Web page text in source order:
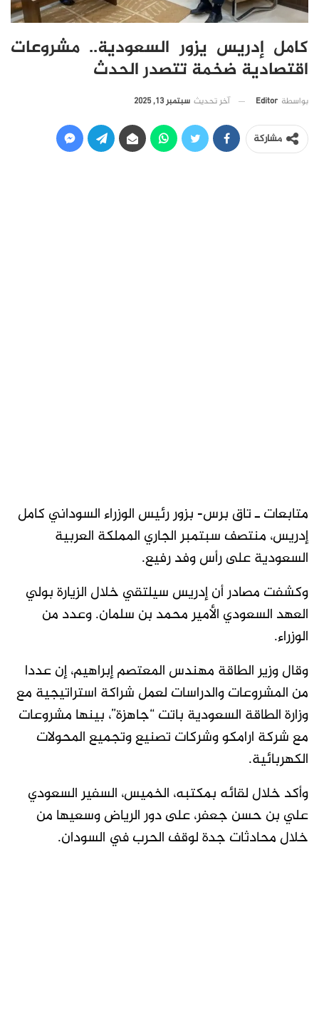
كامل إدريس يزور السعودية.. مشروعات
اقتصادية ضخمة تتصدر الحدث
بواسطة Editor آخر تحديث سبتمبر 13, 2025
مشاركة
متابعات ـ تاق برس- بزور رئيس الوزراء السوداني كامل
إدريس، منتصف سبتمبر الجاري المملكة العربية
السعودية على رأس وفد رفيع.
وكشفت مصادر أن إدريس سيلتقي خلال الزيارة بولي
العهد السعودي الأمير محمد بن سلمان. وعدد من
الوزراء.
وقال وزير الطاقة مهندس المعتصم إبراهيم، إن عددا
من المشروعات والدراسات لعمل شراكة استراتيجية مع
وزارة الطاقة السعودية باتت “جاهزة”، بينها مشروعات
مع شركة ارامكو وشركات تصنيع وتجميع المحولات
الكهربائية.
وأكد خلال لقائه بمكتبه، الخميس، السفير السعودي
علي بن حسن جعفر، على دور الرياض وسعيها من
خلال محادثات جدة لوقف الحرب في السودان.